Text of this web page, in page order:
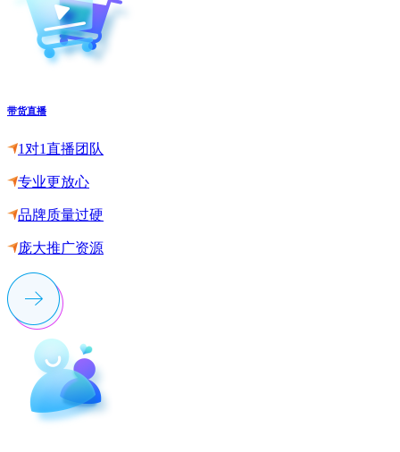
带货直播
1对1直播团队
专业更放心
品牌质量过硬
庞大推广资源